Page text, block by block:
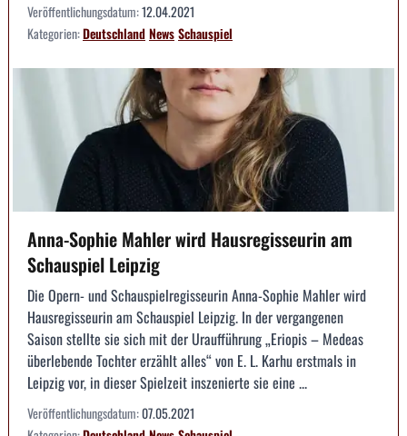
Veröffentlichungsdatum:12.04.2021
Kategorien:DeutschlandNewsSchauspiel
Anna-Sophie Mahler wird Hausregisseurin am
Schauspiel Leipzig
Die Opern- und Schauspielregisseurin Anna-Sophie Mahler wird
Hausregisseurin am Schauspiel Leipzig. In der vergangenen
Saison stellte sie sich mit der Uraufführung „Eriopis – Medeas
überlebende Tochter erzählt alles“ von E. L. Karhu erstmals in
Leipzig vor, in dieser Spielzeit inszenierte sie eine ...
Veröffentlichungsdatum:07.05.2021